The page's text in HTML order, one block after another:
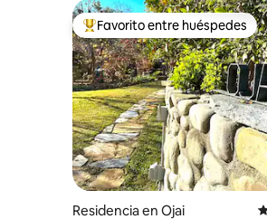
De los mejores en Favorito
Favorito entre huéspedes
Residencia en Ojai